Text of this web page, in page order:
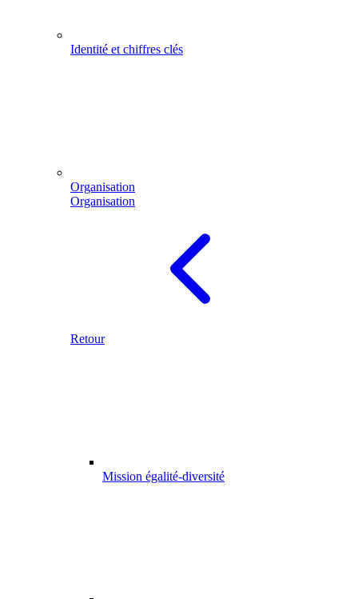
Identité et chiffres clés
Organisation
Organisation
Retour
Mission égalité-diversité